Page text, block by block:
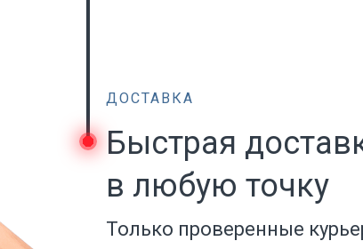
ДОСТАВКА
Быстрая
в любую точку
Только проверенные